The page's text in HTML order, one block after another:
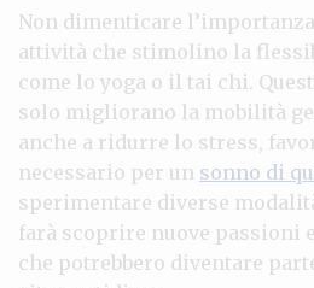
Non dimenticare
attività che stimolino la
come lo yoga o il tai chi.
solo migliorano la mobilità
anche a ridurre lo stress,
necessario per un sonno di
sperimentare diverse
farà scoprire nuove passioni
che potrebbero diventare